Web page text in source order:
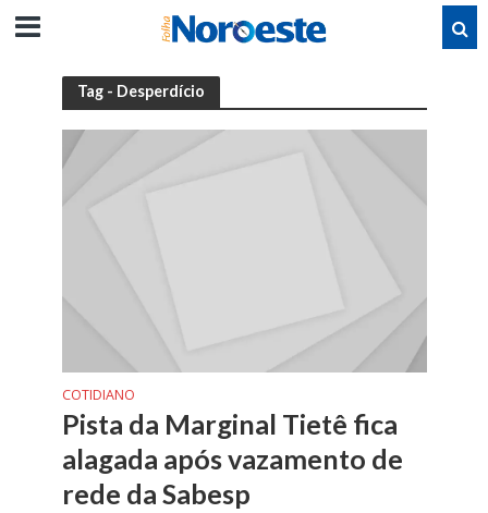
Tag - Desperdício
COTIDIANO
Pista da Marginal Tietê fica
alagada após vazamento de
rede da Sabesp